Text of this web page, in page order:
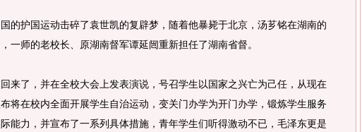
护国运动击碎了袁世凯的复辟梦，随着他暴毙于北京，汤芗铭在湖南的
一师的老校长、原湖南督军谭延闿重新担任了湖南省督。
了，并在全校大会上发表演说，号召学生以国家之兴亡为己任，从现在
将在校内全面开展学生自治运动，变关门办学为开门办学，锻炼学生服务
能力，并宣布了一系列具体措施，青年学生们听得激动不已，毛泽东更是